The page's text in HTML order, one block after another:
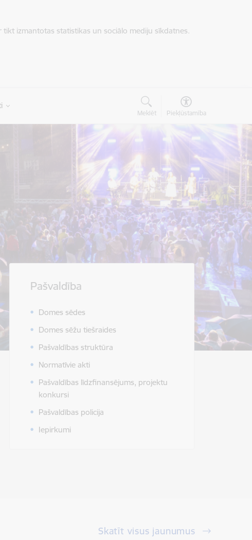
izmantotas statistikas un sociālo mediju sīkdatnes.
Meklēt Piekļūstamība
Pašvaldība
Domes sēdes
Domes sēžu tiešraides
Pašvaldības struktūra
Normatīvie akti
Pašvaldības līdzfinansējums, projektu
konkursi
Pašvaldības policija
Iepirkumi
Skatīt visus jaunumus